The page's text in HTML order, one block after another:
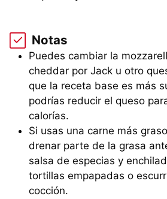
Notas
Puedes cambiar la
cheddar por Jack u otro
que la receta base es más
podrías reducir el queso
calorías.
Si usas una carne más
drenar parte de la grasa
salsa de especias y
tortillas empapadas o
cocción.